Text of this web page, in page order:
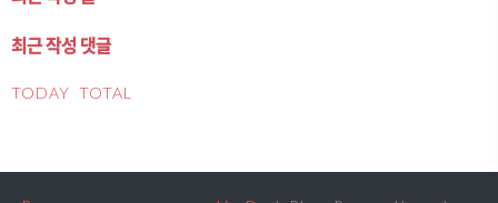
최근 작성 댓글
TODAY TOTAL